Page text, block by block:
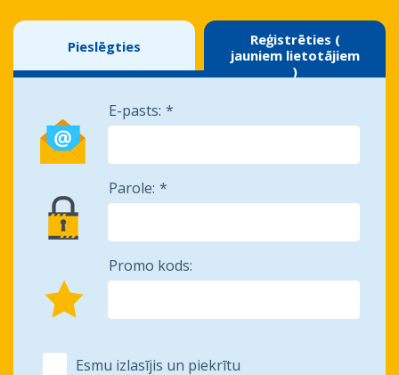
Pieslēgties
Reģistrēties (
jauniem lietotājiem
)
E-pasts:
Parole:
Promo kods:
Esmu izlasījis un piekrītu